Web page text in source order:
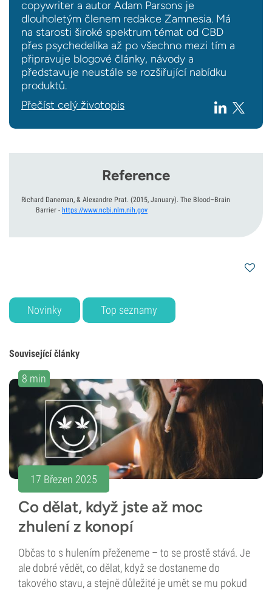
copywriter a autor Adam Parsons je
dlouholetým členem redakce Zamnesia. Má
na starosti široké spektrum témat od CBD
přes psychedelika až po všechno mezi tím a
připravuje blogové články, návody a
představuje neustále se rozšiřující nabídku
produktů.
Přečíst celý životopis
Reference
Richard Daneman, & Alexandre Prat. (2015, January). The Blood–Brain
Barrier - https://www.ncbi.nlm.nih.gov
Novinky Top seznamy
Související články
8 min
17 Březen 2025
Co dělat, když jste až moc
zhulení z konopí
Občas to s hulením přeženeme – to se prostě stává. Je
ale dobré vědět, co dělat, když se dostaneme do
takového stavu, a stejně důležité je umět se mu pokud